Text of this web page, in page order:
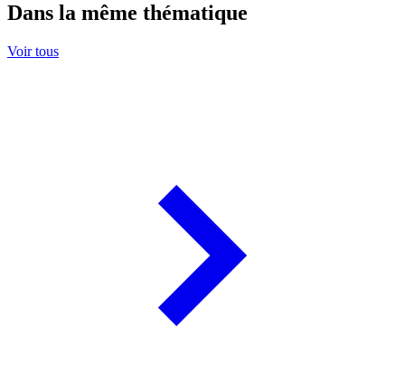
Dans la même thématique
Voir tous